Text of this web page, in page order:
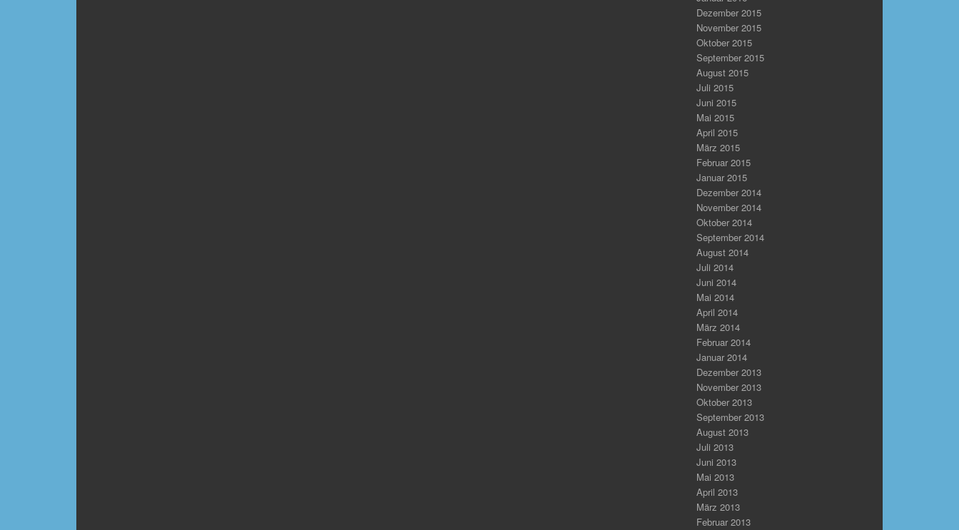
Dezember 2015
November 2015
Oktober 2015
September 2015
August 2015
Juli 2015
Juni 2015
Mai 2015
April 2015
März 2015
Februar 2015
Januar 2015
Dezember 2014
November 2014
Oktober 2014
September 2014
August 2014
Juli 2014
Juni 2014
Mai 2014
April 2014
März 2014
Februar 2014
Januar 2014
Dezember 2013
November 2013
Oktober 2013
September 2013
August 2013
Juli 2013
Juni 2013
Mai 2013
April 2013
März 2013
Februar 2013